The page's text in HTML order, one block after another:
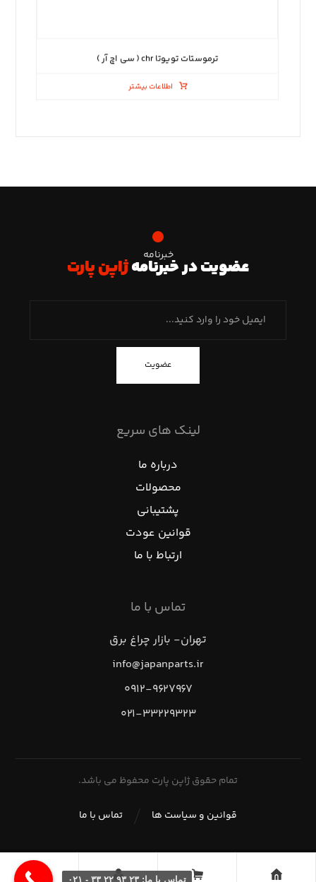
ترموستات تویوتا chr ( سی اچ آر )
اطلاعات بیشتر
خبرنامه
عضویت در خبرنامهژاپن پارت
عضویت
لینک های سریع
درباره ما
محصولات
پشتیبانی
قوانین عودت
ارتباط با ما
تماس با ما
تهران- بازار چراغ برق
info@japanparts.ir
۰۹۱۲-۹۶۲۷۹۶۷
۰۲۱-۳۳۲۲۹۳۲۳
تمام حقوق ژاپن پارت محفوظ می باشد.
تماس با ما قوانین و سیاست ها
تماس با ما: ۲۳ ۹۳ ۲۲ ۳۳ - ۰۲۱